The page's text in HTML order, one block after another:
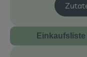
Einkaufsliste